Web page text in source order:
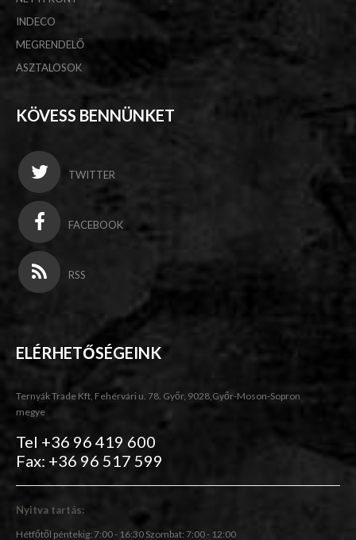
INDECO
MEGRENDELŐ
ASZTALOSOK
KÖVESS BENNÜNKET
TWITTER
FACEBOOK
RSS
ELÉRHETŐSÉGEINK
Ternyák Trade Kft, Fehérvári u. 78. Győr, 9028,Győr-Moson-Sopron
megye
Tel +36 96 419 600
Fax: +36 96 517 599
Nyitva tartás:
Hétfőtől péntekig: 7:00 - 16:30 Szombat: 7:00 - 12:00